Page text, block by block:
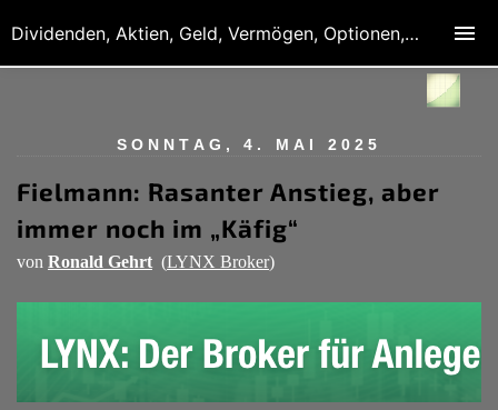
SONNTAG, 4. MAI 2025
Fielmann: Rasanter Anstieg, aber
immer noch im „Käfig“
von Ronald Gehrt (LYNX Broker)
Dividenden, Aktien, Geld, Vermögen, Optionen, Derivate